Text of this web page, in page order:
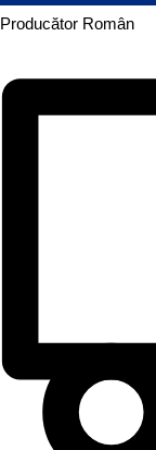
Producător Român